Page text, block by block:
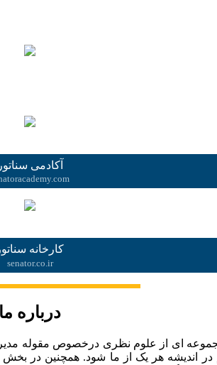
آکادمی سناتور
کارخانه سناتور
senator.co.ir
درباره ما
ای از علوم نظری درخصوص مقوله مدیریت
هر یک از ما شود. همچنین در بخش